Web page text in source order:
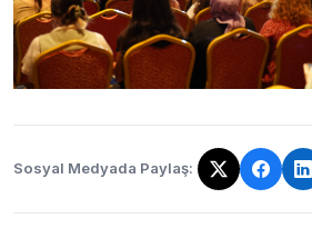
Sosyal Medyada Paylaş:
Bağlantı kopyalandı!